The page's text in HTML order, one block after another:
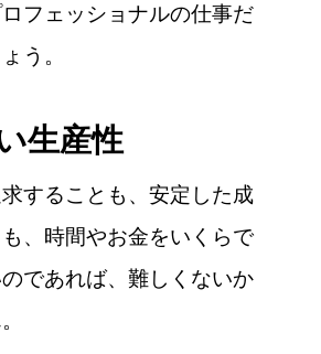
フェッショナルの仕事だ
う。
生産性
することも、安定した成
、時間やお金をいくらで
であれば、難しくないか